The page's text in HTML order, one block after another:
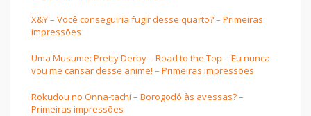
X&Y – Você conseguiria fugir desse quarto? – Primeiras
impressões
Uma Musume: Pretty Derby – Road to the Top – Eu nunca
vou me cansar desse anime! – Primeiras impressões
Rokudou no Onna-tachi – Borogodó às avessas? –
Primeiras impressões